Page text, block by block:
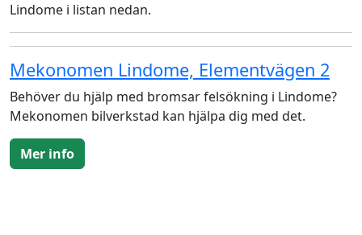
Lindome i listan nedan.
Mekonomen Lindome, Elementvägen 2
Behöver du hjälp med bromsar felsökning i Lindome?
Mekonomen bilverkstad kan hjälpa dig med det.
Mer info